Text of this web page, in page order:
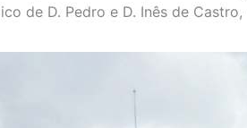
de D. Pedro e D. Inês de